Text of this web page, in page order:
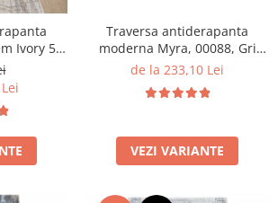
Ivory 5
Traversa antiderapanta
moderna Myra, 00088, Gri
Deschis Bej, 120 x 400 cm,
de la 233,10 Lei
VEZI VARIANTE